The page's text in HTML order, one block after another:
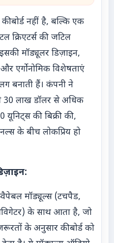
नहीं है, बल्कि एक
क्रिएटर्स की जटिल
मॉड्यूलर डिज़ाइन,
एर्गोनोमिक विशेषताएं
बनाती हैं। कंपनी ने
30 लाख डॉलर से अधिक
की बिक्री की,
के बीच लोकप्रिय हो
मॉड्यूल्स (टचपैड,
के साथ आता है, जो
के अनुसार कीबोर्ड को